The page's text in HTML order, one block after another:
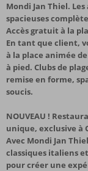
Mondi Jan Thiel.
spacieuses
Accès gratuit à la
En tant que client,
à la place animée
à pied. Clubs de
remise en forme,
soucis.
NOUVEAU !
unique, exclusive à
Avec Mondi Jan
classiques italiens
pour créer une